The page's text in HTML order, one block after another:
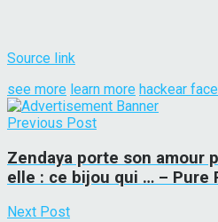
Source link
see more learn more hackear
Previous Post
Zendaya porte son amour
elle : ce bijou qui … – Pure
Next Post